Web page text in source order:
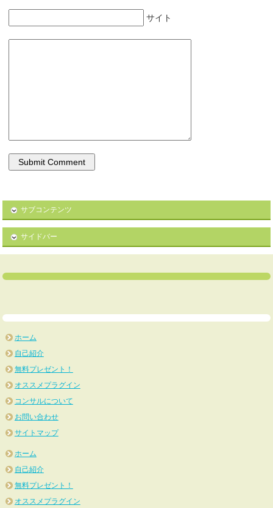
サイト
サブコンテンツ
サイドバー
ホーム
自己紹介
無料プレゼント！
オススメプラグイン
コンサルについて
お問い合わせ
サイトマップ
ホーム
自己紹介
無料プレゼント！
オススメプラグイン